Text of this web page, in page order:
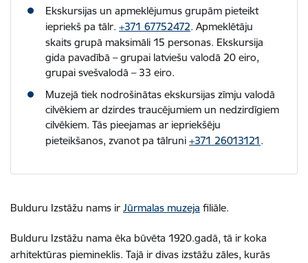
Ekskursijas un apmeklējumus grupām pieteikt
iepriekš pa tālr. +371 67752472. Apmeklētāju
skaits grupā maksimāli 15 personas. Ekskursija
gida pavadībā – grupai latviešu valodā 20 eiro,
grupai svešvalodā – 33 eiro.
Muzejā tiek nodrošinātas ekskursijas zīmju valodā
cilvēkiem ar dzirdes traucējumiem un nedzirdīgiem
cilvēkiem. Tās pieejamas ar iepriekšēju
pieteikšanos, zvanot pa tālruni +371 26013121.
Bulduru Izstāžu nams ir Jūrmalas muzeja filiāle.
Bulduru Izstāžu nama ēka būvēta 1920.gadā, tā ir koka
arhitektūras piemineklis. Tajā ir divas izstāžu zāles, kurās